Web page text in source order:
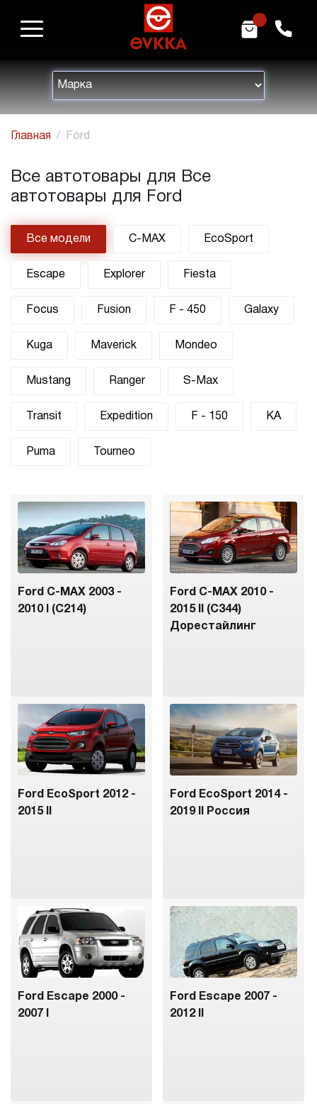
h m
Главная Ford
Все автотовары для Все
автотовары для Ford
Все модели C-MAX EcoSport
Escape Explorer Fiesta
Focus Fusion F - 450 Galaxy
Kuga Maverick Mondeo
Mustang Ranger S-Max
Transit Expedition F - 150 KA
Puma Tourneo
Ford C-MAX 2003 -
2010 I (C214)
Ford C-MAX 2010 -
2015 II (C344)
Дорестайлинг
Ford EcoSport 2012 -
2015 II
Ford EcoSport 2014 -
2019 II Россия
Ford Escape 2000 -
2007 I
Ford Escape 2007 -
2012 II